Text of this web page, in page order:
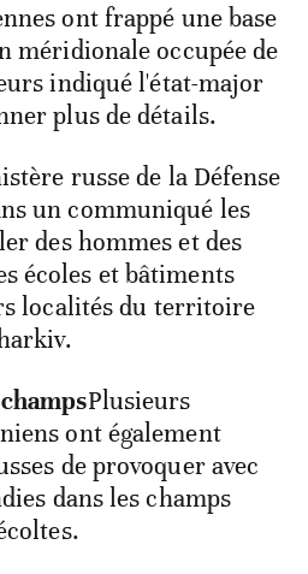
ont frappé une base
méridionale occupée de
indiqué l'état-major
plus de détails.
russe de la Défense
un communiqué les
des hommes et des
écoles et bâtiments
localités du territoire
Plusieurs
ont également
de provoquer avec
dans les champs